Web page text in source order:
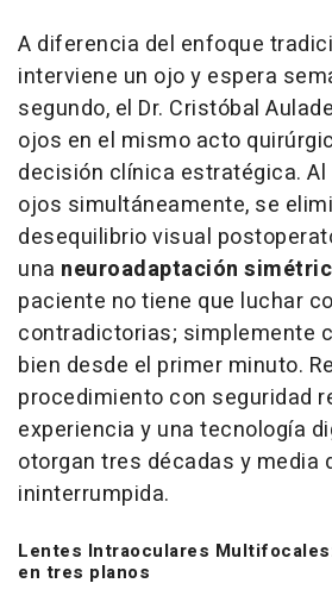
A diferencia del enfoque
interviene un ojo y espera
segundo, el Dr. Cristóbal
ojos en el mismo acto
decisión clínica estratégica.
ojos simultáneamente, se
desequilibrio visual
una neuroadaptación
paciente no tiene que luchar
contradictorias; simplemente
bien desde el primer minuto.
procedimiento con seguridad
experiencia y una tecnología
otorgan tres décadas y media
ininterrumpida.
Lentes Intraoculares
en tres planos